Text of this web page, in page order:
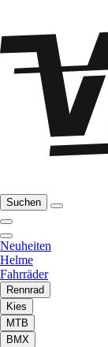
Suchen
Neuheiten
Helme
Fahrräder
Rennrad
Kies
MTB
BMX